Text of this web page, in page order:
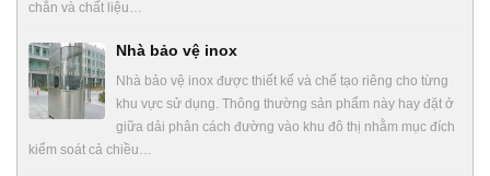
chắn và chất liệu…
Nhà bảo vệ inox
Nhà bảo vệ inox được thiết kế và chế tạo riêng cho từng
khu vực sử dụng. Thông thường sản phẩm này hay đặt ở
giữa dải phân cách đường vào khu đô thị nhằm mục đích
kiểm soát cả chiều…